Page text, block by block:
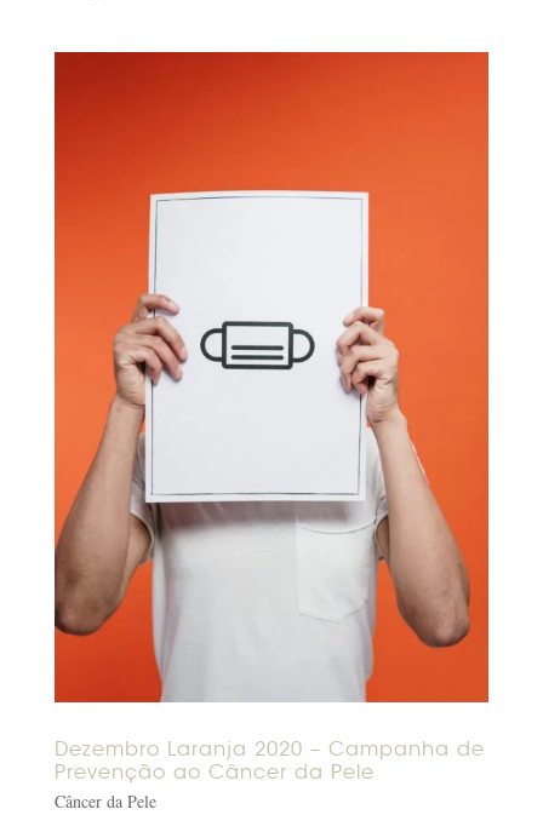
Dezembro Laranja 2020 – Campanha de
Prevenção ao Câncer da Pele
Câncer da Pele